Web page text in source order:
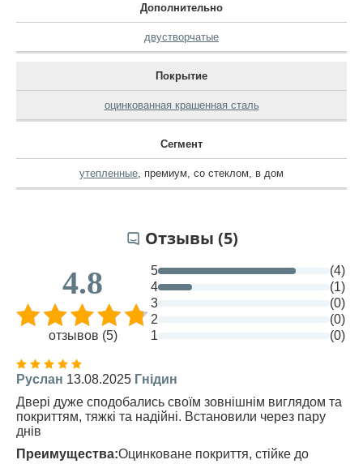
Дополнительно
двустворчатые
Покрытие
оцинкованная крашенная сталь
Сегмент
утепленные премиум со стеклом в дом
Отзывы (5)
4.8
отзывов (5)
5
(4)
4
(1)
3
(0)
2
(0)
1
(0)
Руслан 13.08.2025 Гнідин
Двері дуже сподобались своїм зовнішнім виглядом та
покриттям, тяжкі та надійні. Встановили через пару
днів
Преимущества:Оцинковане покриття, стійке до